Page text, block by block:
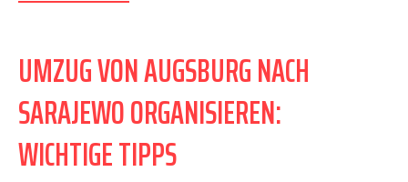
UMZUG VON AUGSBURG NACH
SARAJEWO ORGANISIEREN:
WICHTIGE TIPPS